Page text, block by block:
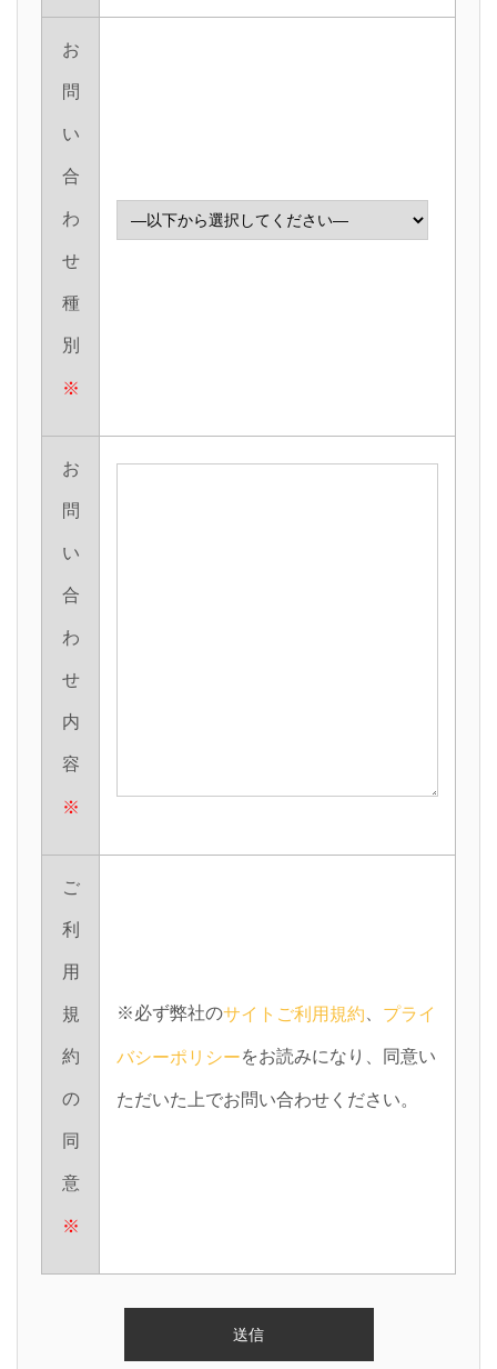
お
問
い
合
わ
せ
種
別
※
お
問
い
合
わ
せ
内
容
※
ご
利
用
規
約
の
同
意
※
※必ず弊社のサイトご利用規約 プライ
バシーポリシーをお読みになり、同意い
ただいた上でお問い合わせください。